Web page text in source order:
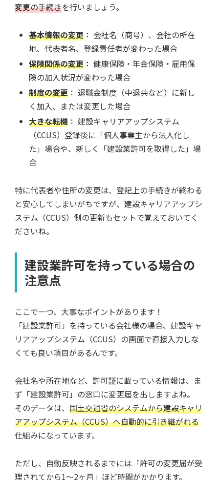
変更の手続きを行いましょう。
基本情報の変更 ： 会社名（商号）、会社の所在
地、代表者名、登録責任者が変わった場合
保険関係の変更 ： 健康保険・年金保険・雇用保
険の加入状況が変わった場合
制度の変更 ： 退職金制度（中退共など）に新し
く加入、または変更した場合
大きな転機 ： 建設キャリアアップシステム
（CCUS）登録後に「個人事業主から法人化し
た」場合や、新しく「建設業許可を取得した」場
合
特に代表者や住所の変更は、登記上の手続きが終わる
と安心してしまいがちですが、建設キャリアアップシ
ステム（CCUS）側の更新もセットで覚えておいてく
ださいね。
建設業許可を持っている場合の
注意点
ここで一つ、大事なポイントがあります！
「建設業許可」を持っている会社様の場合、建設キャ
リアアップシステム（CCUS）の画面で直接入力しな
くても良い項目があるんです。
会社名や所在地など、許可証に載っている情報は、ま
ず「建設業許可」の窓口に変更届を出しますよね。
そのデータは、 国土交通省のシステムから建設キャリ
アアップシステム（CCUS）へ自動的に引き継がれる
仕組みになっています。
ただし、自動反映されるまでには「許可の変更届が受
理されてから1〜2ヶ月」ほど時間がかかります。